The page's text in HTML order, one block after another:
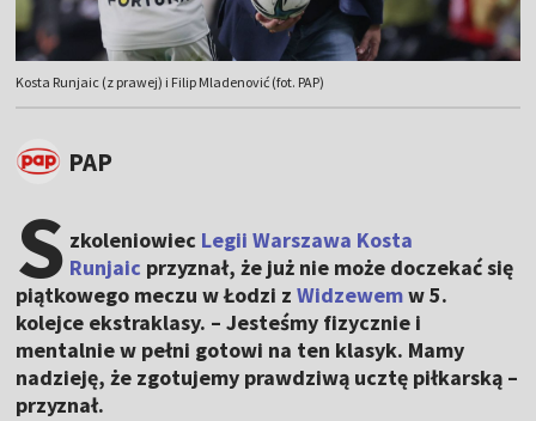
Kosta Runjaic (z prawej) i Filip Mladenović (fot. PAP)
PAP
S zkoleniowiec Legii Warszawa Kosta
Runjaic przyznał, że już nie może doczekać się
piątkowego meczu w Łodzi zWidzewemw 5.
kolejce ekstraklasy. – Jesteśmy fizycznie i
mentalnie w pełni gotowi na ten klasyk. Mamy
nadzieję, że zgotujemy prawdziwą ucztę piłkarską –
przyznał.